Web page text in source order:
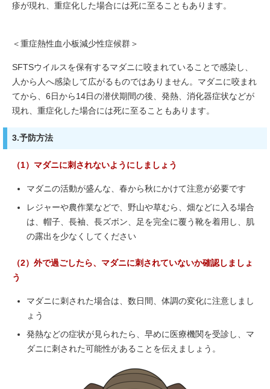
疹が現れ、重症化した場合には死に至ることもあります。
＜重症熱性血小板減少性症候群＞
SFTSウイルスを保有するマダニに咬まれていることで感染し、
人から人へ感染して広がるものではありません。マダニに咬まれ
てから、6日から14日の潜伏期間の後、発熱、消化器症状などが
現れ、重症化した場合には死に至ることもあります。
3.予防方法
（1）マダニに刺されないようにしましょう
マダニの活動が盛んな、春から秋にかけて注意が必要です
レジャーや農作業などで、野山や草むら、畑などに入る場合
は、帽子、長袖、長ズボン、足を完全に覆う靴を着用し、肌
の露出を少なくしてください
（2）外で過ごしたら、マダニに刺されていないか確認しましょ
う
マダニに刺された場合は、数日間、体調の変化に注意しまし
ょう
発熱などの症状が見られたら、早めに医療機関を受診し、マ
ダニに刺された可能性があることを伝えましょう。